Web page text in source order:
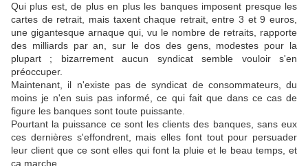
Qui plus est, de plus en plus les banques imposent presque les
cartes de retrait, mais taxent chaque retrait, entre 3 et 9 euros,
une gigantesque arnaque qui, vu le nombre de retraits, rapporte
des milliards par an, sur le dos des gens, modestes pour la
plupart ; bizarrement aucun syndicat semble vouloir s'en
préoccuper.
Maintenant, il n'existe pas de syndicat de consommateurs, du
moins je n'en suis pas informé, ce qui fait que dans ce cas de
figure les banques sont toute puissante.
Pourtant la puissance ce sont les clients des banques, sans eux
ces dernières s'effondrent, mais elles font tout pour persuader
leur client que ce sont elles qui font la pluie et le beau temps, et
ça marche.